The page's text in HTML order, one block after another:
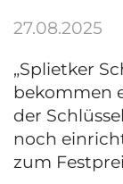
27.08.2025
„Splietker
bekommen
der
noch
zum